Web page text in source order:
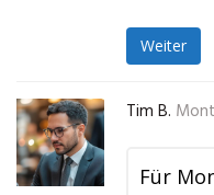
Weiter
Tim B.
Für